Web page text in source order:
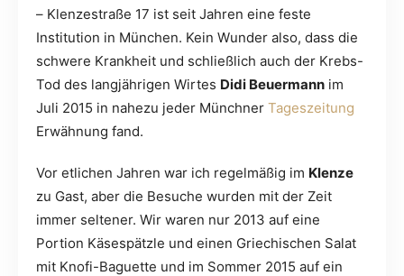
– Klenzestraße 17 ist seit Jahren eine feste
Institution in München. Kein Wunder also, dass die
schwere Krankheit und schließlich auch der Krebs-
Tod des langjährigen Wirtes Didi Beuermann im
Juli 2015 in nahezu jeder Münchner Tageszeitung
Erwähnung fand.
Vor etlichen Jahren war ich regelmäßig im Klenze
zu Gast, aber die Besuche wurden mit der Zeit
immer seltener. Wir waren nur 2013 auf eine
Portion Käsespätzle und einen Griechischen Salat
mit Knofi-Baguette und im Sommer 2015 auf ein